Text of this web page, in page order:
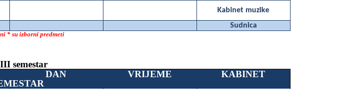
Kabinet muzike
Sudnica
* su izborni predmeti
semestar
DAN VRIJEME
KABINET